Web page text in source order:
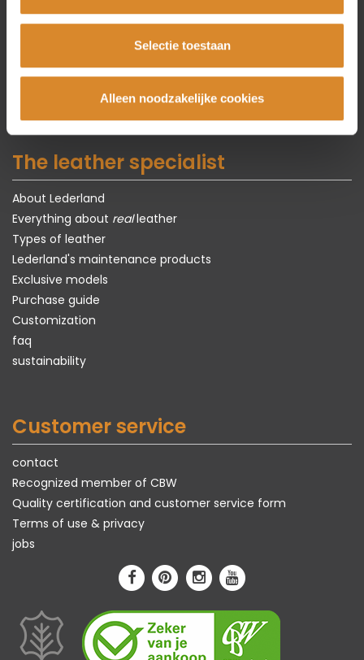
Selectie toestaan
Alleen noodzakelijke cookies
Chairs
Carpets
The leather specialist
About Lederland
Everything about realleather
Types of leather
Lederland's maintenance products
Exclusive models
Purchase guide
Customization
faq
sustainability
Customer service
contact
Recognized member of CBW
Quality certification and customer service form
Terms of use & privacy
jobs